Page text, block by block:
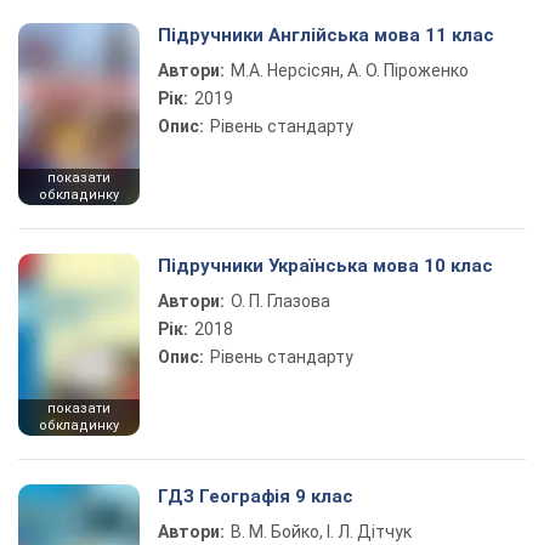
показати
обкладинку
Підручники Англійська мова 11 клас
Автори: М.А. Нерсісян, А. О. Піроженко
Рік: 2019
Опис: Рівень стандарту
показати
обкладинку
Підручники Українська мова 10 клас
Автори: О. П. Глазова
Рік: 2018
Опис: Рівень стандарту
ГДЗ Географія 9 клас
Автори: В. М. Бойко, І. Л. Дітчук